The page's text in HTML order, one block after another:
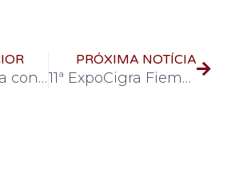
Inscrições para concurso do magistério se encerram em uma semana
PRÓXIMA NOTÍCIA
11ª ExpoCigra Fiemg é lançada nesta sexta para convidados